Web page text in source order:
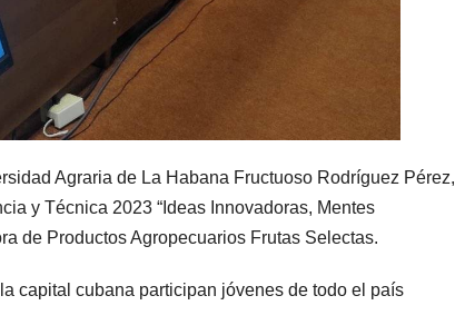
Agraria de La Habana Fructuoso Rodríguez Pérez,
y Técnica 2023 “Ideas Innovadoras, Mentes
de Productos Agropecuarios Frutas Selectas.
capital cubana participan jóvenes de todo el país